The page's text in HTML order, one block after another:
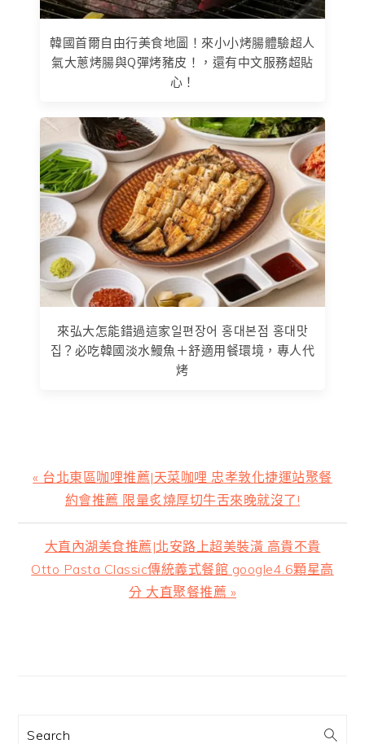
韓國首爾自由行美食地圖！來小小烤腸體驗超人
氣大蔥烤腸與Q彈烤豬皮！，還有中文服務超貼
心！
來弘大怎能錯過這家일편장어 홍대본점 홍대맛
집？必吃韓國淡水鰻魚＋舒適用餐環境，專人代
烤
上
篇
章:
« 台北東區咖哩推薦|天菜咖哩 忠孝敦化捷運站聚餐
約會推薦 限量炙燒厚切牛舌來晚就沒了!
下
一
大直內湖美食推薦|北安路上超美裝潢 高貴不貴
Otto Pasta Classic傳統義式餐館 google4.6顆星高
分 大直聚餐推薦 »
訊
Search